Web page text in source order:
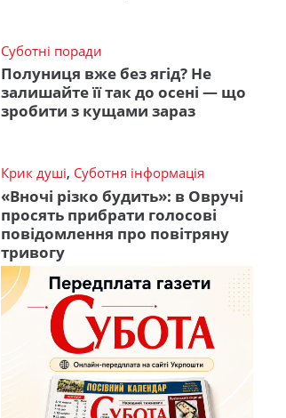
Суботні поради
Полуниця вже без ягід? Не
залишайте її так до осені — що
зробити з кущами зараз
Крик душі, Суботня інформація
«Вночі різко будить»: в Овручі
просять прибрати голосові
повідомлення про повітряну
тривогу